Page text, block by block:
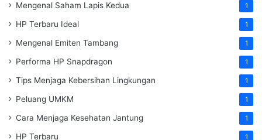
Mengenal Saham Lapis Kedua 1
HP Terbaru Ideal 1
Mengenal Emiten Tambang 1
Performa HP Snapdragon 1
Tips Menjaga Kebersihan Lingkungan 1
Peluang UMKM 1
Cara Menjaga Kesehatan Jantung 1
HP Terbaru 1